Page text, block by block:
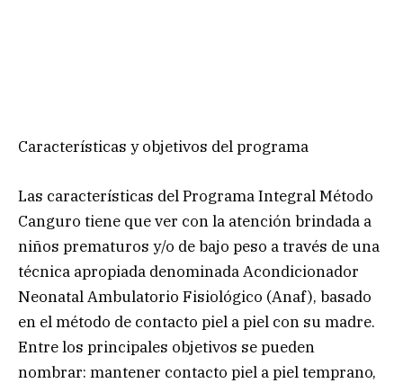
Características y objetivos del programa
Las características del Programa Integral Método
Canguro tiene que ver con la atención brindada a
niños prematuros y/o de bajo peso a través de una
técnica apropiada denominada Acondicionador
Neonatal Ambulatorio Fisiológico (Anaf), basado
en el método de contacto piel a piel con su madre.
Entre los principales objetivos se pueden
nombrar: mantener contacto piel a piel temprano,